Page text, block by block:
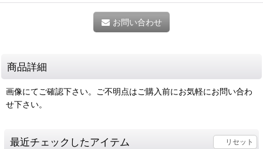
お問い合わせ
商品詳細
画像にてご確認下さい。ご不明点はご購入前にお気軽にお問い合わ
せ下さい。
最近チェックしたアイテム リセット